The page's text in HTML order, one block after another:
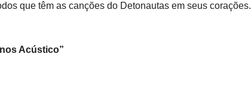
que têm as canções do Detonautas em seus corações.
Acústico”